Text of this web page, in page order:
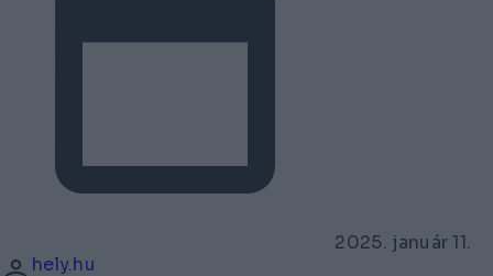
2025. január 11.
hely.hu